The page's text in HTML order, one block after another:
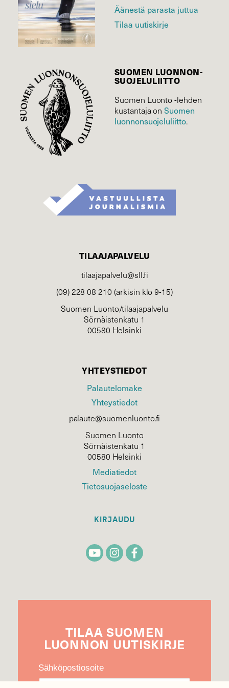
Äänestä parasta juttua
Tilaa uutiskirje
SUOMEN LUONNON­
SUOJELU­LIITTO
Suomen Luonto -lehden
kustantaja onSuomen
luonnonsuojelu­liitto.
TILAAJAPALVELU
tilaajapalvelu@sll.fi
(09) 228 08 210 (arkisin klo 9-15)
Suomen Luonto/tilaajapalvelu
Sörnäistenkatu 1
00580 Helsinki
YHTEYSTIEDOT
Palautelomake
Yhteystiedot
palaute@suomenluonto.fi
Suomen Luonto
Sörnäistenkatu 1
00580 Helsinki
Mediatiedot
Tietosuojaseloste
KIRJAUDU
TILAA SUOMEN
LUONNON UUTIS­KIRJE
Sähköpostiosoite